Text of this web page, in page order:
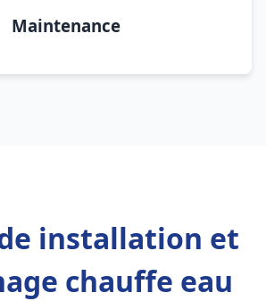
Maintenance
installation et
chauffe eau